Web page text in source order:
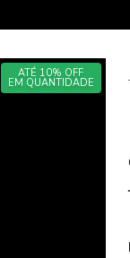
ATÉ 10% OFF
EM QUANTIDADE